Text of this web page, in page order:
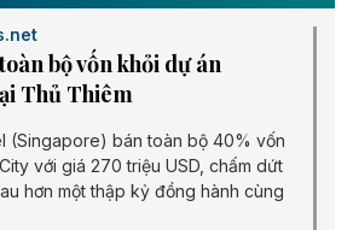
bộ vốn khỏi dự án
Thủ Thiêm
(Singapore) bán toàn bộ 40% vốn
với giá 270 triệu USD, chấm dứt
hơn một thập kỷ đồng hành cùng